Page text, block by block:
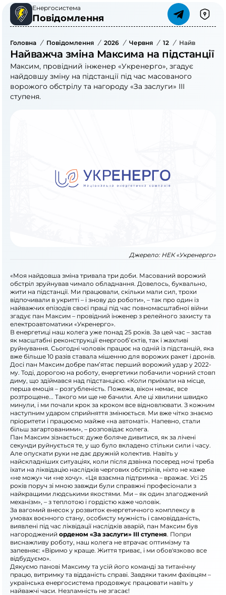
Енергосистема
Повідомлення
Головна / Повідомлення / 2026 / Червня / 12 / Найважча
Найважча зміна Максима на підстанції
Максим, провідний інженер «Укренерго», згадує
найдовшу зміну на підстанції під час масованого
ворожого обстрілу та нагороду «За заслуги» ІІІ
ступеня.
Джерело: НЕК «Укренерго»
«Моя найдовша зміна тривала три доби. Масований ворожий
обстріл зруйнував чимало обладнання. Довелось, буквально,
жити на підстанції. Ми працювали, скільки мали сил, трохи
відпочивали в укритті – і знову до роботи», – так про один із
найважчих епізодів своєї праці під час повномасштабної війни
згадує пан Максим – провідний інженер з релейного захисту та
електроавтоматики «Укренерго».
В енергетиці наш колега уже понад 25 років. За цей час – застав
як масштабні реконструкції енергооб’єктів, так і жахливі
руйнування. Сьогодні чоловік працює на одній із підстанцій, яка
вже більше 10 разів ставала мішенню для ворожих ракет і дронів.
Досі пан Максим добре пам’ятає перший ворожий удар у 2022-
му. Тоді, дорогою на роботу, енергетики побачили чорний стовп
диму, що здіймався над підстанцією. «Коли приїхали на місце,
перша емоція – розгубленість. Пожежа, вікон немає, все
розтрощене... Такого ми ще не бачили. Але ці хвилини швидко
минули, і ми почали крок за кроком все відновлювати. З кожним
наступним ударом сприйняття змінюється. Ми вже чітко знаємо
пріоритети і працюємо майже «на автоматі». Напевно, стали
більш загартованими», – розповідає колега.
Пан Максим зізнається: дуже боляче дивитися, як за лічені
секунди руйнується те, у що було вкладено стільки сили і часу.
Але опускати руки не дає дружній колектив. Навіть у
найскладніших ситуаціях, коли після дзвінка посеред ночі треба
їхати на ліквідацію наслідків чергових обстрілів, ніхто не каже
«не можу» чи «не хочу». «Ця взаємна підтримка – вражає. Усі 25
років поруч зі мною завжди були справжні професіонали з
найкращими людськими якостями. Ми – як один злагоджений
механізм», – з теплотою і гордістю каже чоловік.
За вагомий внесок у розвиток енергетичного комплексу в
умовах воєнного стану, особисту мужність і самовідданість,
виявлені під час ліквідації наслідків аварій, пан Максим був
нагороджений орденом «За заслуги» ІІІ ступеня. Попри
виснажливу роботу, наш колега не втрачає оптимізму та
запевняє: «Віримо у краще. Життя триває, і ми обов'язково все
відбудуємо».
Дякуємо панові Максиму та усій його команді за титанічну
працю, витримку та відданість справі. Завдяки таким фахівцям –
українська енергосистема продовжує працювати навіть у
найважчі часи. Незламність не згасає!